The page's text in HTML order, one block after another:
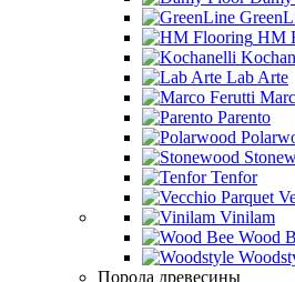
HM
Lab Arte
Parento
Tenfor
Vinilam
Wood
Порода древесины